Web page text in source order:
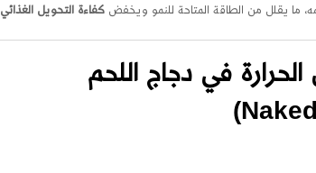
ما يقلل من الطاقة المتاحة للنمو ويخفض كفاءة التحويل الغذائي
الحرارة في دجاج اللحم